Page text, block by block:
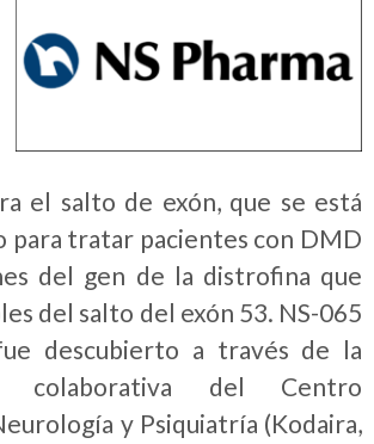
el salto de exón, que se está
para tratar pacientes con DMD
del gen de la distrofina que
del salto del exón 53. NS-065
descubierto a través de la
colaborativa del Centro
y Psiquiatría (Kodaira,